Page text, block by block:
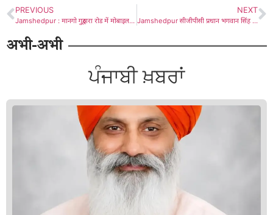
PREVIOUS
Jamshedpur : मानगो गुरुद्वारा रोड में मोबाइल छीन कर भागे अपराधी
NEXT
Jamshedpur सीजीपीसी प्रधान भगवान सिंह के बड़े भाई स्वर्गीय हरजिंदर सिंह की हुई अंतिम अरदास
अभी-अभी
ਪੰਜਾਬੀ ਖ਼ਬਰਾਂ